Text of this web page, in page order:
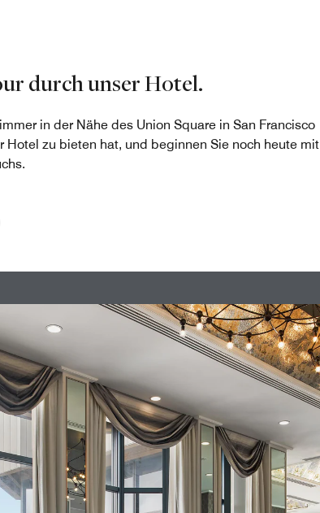
durch unser Hotel.
in der Nähe des Union Square in San Francisco
Hotel zu bieten hat, und beginnen Sie noch heute mit